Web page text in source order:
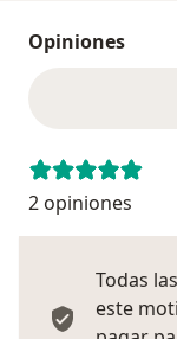
Opiniones
2 opiniones
Todas
este